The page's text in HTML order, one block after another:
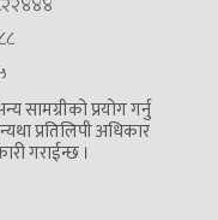
सामग्रीको प्रयोग गर्नु
प्रतिलिपी अधिकार
गराईन्छ ।